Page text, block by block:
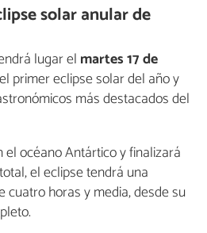
solar anular de
lugar el martes 17 de
primer eclipse solar del año y
más destacados del
océano Antártico y finalizará
el eclipse tendrá una
cuatro horas y media, desde su